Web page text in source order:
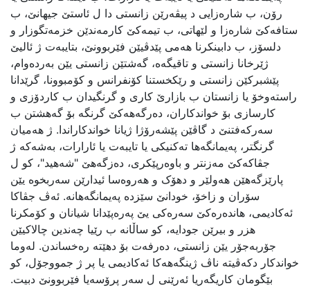
رۆن، ب شارەزایی د پیڤەرێن زانستی دا ل ئاستێ جیهانێ، ب
ستافەکێ شارەزا و لێهاتی، ب تیمەکێ کارمەندێن خزمەتگوزار و
دلسۆز، ب دابینکرنا هەمی پێدڤیێن فێربوونێ، بتایبەت ژ ئالیێ
ژێرخانا زانستی و تاقیگەه، گەشتێن زانستی یێن بەردەوام،
پێشبرکێن زانستی و رێکخستنا کۆنفرانس و کۆمبوونا، گرێدانا
راستەوخۆ یا زانستان ب بازارێ کاری و گرنگیدان ب کاردۆزی و
کارسازی بۆ خواندکاران، دەرگەهەکێ گرنگە بۆ گەهشتن ب
سەرکەفتنێ د گاڤێن پێشەرۆژا ژیانا خواندکاراندا. ژ هەمیان
گرنگتر، پەیمانگەها تەکنیکی یا تایبەت یا ئارارات، بەشەکە ژ
جڤاکەکێ مەزنتر و باوەرپێکری، دەزگەهێ "شەهید"، کو ل
پارێزگەهێن هەولێر و دهۆک و هەروەسا ئیدارێن سەربخوە یێن
سۆران و زاخۆ، خودانێ سێزدە پەیمانگەهانە. ئەڤ جڤاکا
ئەکادیمی، هاندەرەکێ سەرەکی یێ پەرەپێدانا شیانان و کۆمکرنا
هزر و بیرێن جودایە، کو ساڵانە ب رێیا چەندین چالاکیێن
جۆربەجۆر یێن زانستی، دەرفەت بۆ دهێتە رەخساندن. لەوما
خواندکار دکەڤیتە ناڤ ژینگەهەکا ئەکادیمی یا پر ژ جمووجۆل، کو
بێگومان کاریگەریا ئەرێنی ل سەر پرۆسەیا فێربوونێ دبیت.